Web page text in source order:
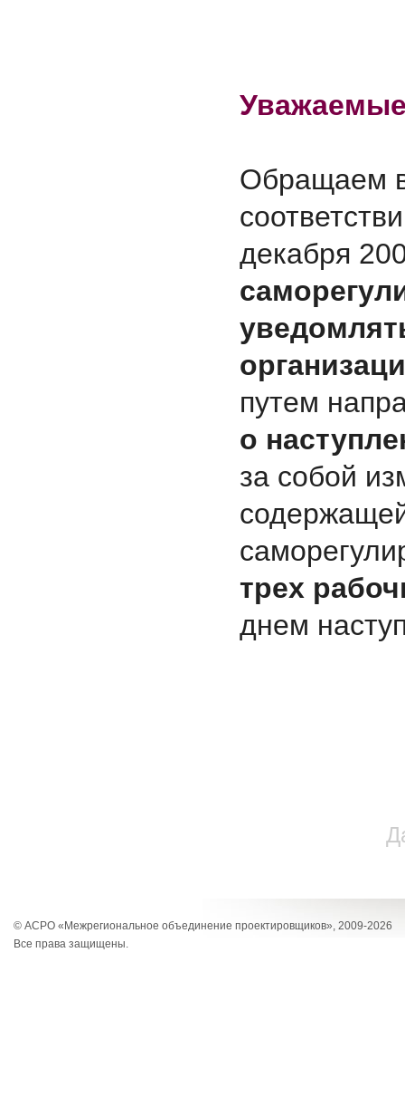
Обращаем
декабря
путем
о
за собой
трех
днем
© АСРО «Межрегиональное объединение проектировщиков», 2009-2026
Все права защищены.